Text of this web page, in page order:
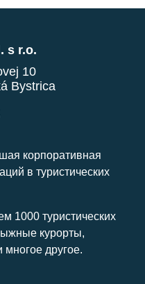
s r.o.
10
Bystrica
корпоративная
в туристических
1000 туристических
курорты,
другое.